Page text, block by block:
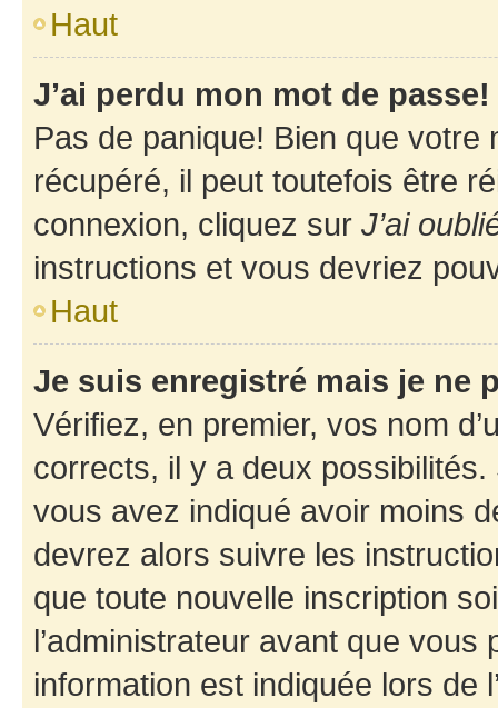
Haut
J’ai perdu mon mot de passe!
Pas de panique! Bien que
récupéré, il peut toutefois être
connexion, cliquez sur J’ai
instructions et vous devriez
Haut
Je suis enregistré mais je ne
Vérifiez, en premier, vos nom
corrects, il y a deux
vous avez indiqué avoir moins
devrez alors suivre les
que toute nouvelle inscription
l’administrateur avant que
information est indiquée lors de